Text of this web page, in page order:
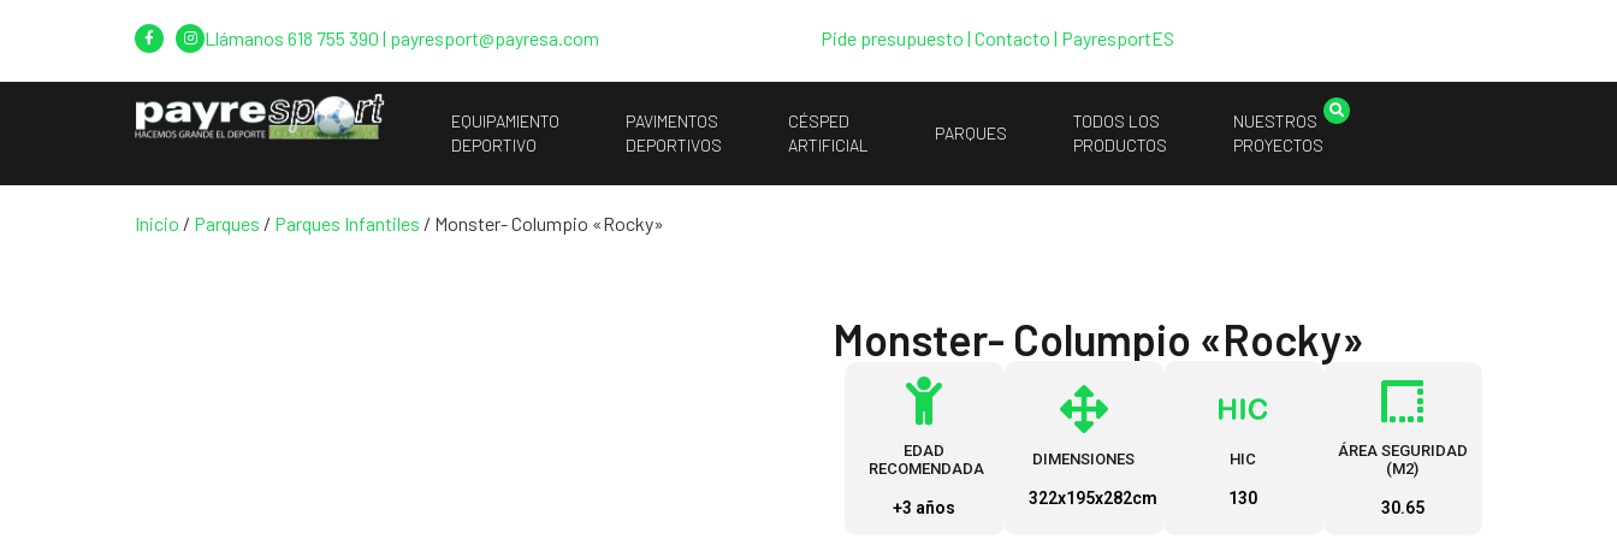
Llámanos 618 755 390 | payresport@payresa.com Pide presupuesto | Contacto | PayresportES
EQUIPAMIENTO
DEPORTIVO
PAVIMENTOS
DEPORTIVOS
CÉSPED
ARTIFICIAL
PARQUES
TODOS LOS
PRODUCTOS
NUESTROS
PROYECTOS
Inicio / Parques / Parques Infantiles / Monster- Columpio «Rocky»
Monster- Columpio «Rocky»
EDAD
RECOMENDADA
+3 años
DIMENSIONES
322x195x282cm
HIC
130
ÁREA SEGURIDAD
(M2)
30.65